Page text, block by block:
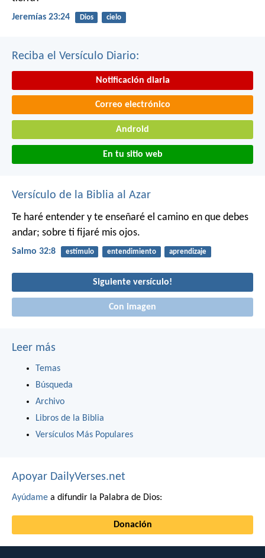
Jeremías 23:24 Dios cielo
Reciba el Versículo Diario:
Notificación diaria
Correo electrónico
Android
En tu sitio web
Versículo de la Biblia al Azar
Te haré entender y te enseñaré el camino en que debes
andar; sobre ti fijaré mis ojos.
Salmo 32:8 estímulo entendimiento aprendizaje
Siguiente versículo!
Con imagen
Leer más
Temas
Búsqueda
Archivo
Libros de la Biblia
Versículos Más Populares
Apoyar DailyVerses.net
Ayúdame a difundir la Palabra de Dios:
Donación